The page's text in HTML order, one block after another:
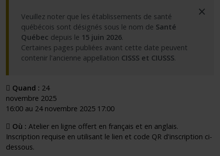
Veuillez noter que les établissements de santé
québécois sont désignés sous le nom de Santé
Québec depuis le 15 juin 2026.
Certaines pages publiées avant cette date peuvent
contenir l'ancienne appellation CISSS et CIUSSS.
×
Quand : 24
novembre 2025
16:00 au 24 novembre 2025 17:00
Où : Atelier en ligne offert en français et en anglais.
Inscription requise en utilisant le lien et code QR d'inscription ci-
dessous.